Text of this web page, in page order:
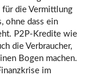
die Vermittlung
ohne dass ein
P2P-Kredite wie
die Verbraucher,
Bogen machen.
im